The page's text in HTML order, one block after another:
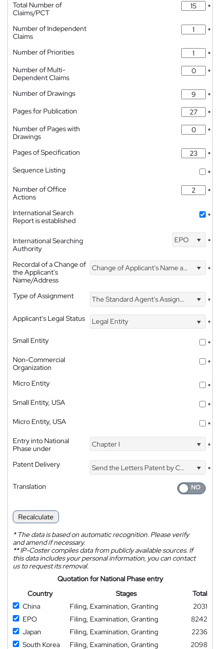
Total Number of
Claims/PCT
*
Number of Independent
Claims
*
Number of Priorities
*
Number of Multi-
Dependent Claims
*
Number of Drawings
*
Pages for Publication
*
Number of Pages with
Drawings
*
Pages of Specification
*
Sequence Listing
*
Number of Office
Actions
*
International Search
Report is established
*
International Searching
Authority
EPO *
Recordal of a Change of
the Applicant's
Name/Address
Change of Applicant's Name and Address *
Type of Assignment The Standard Agent's Assignment
*
Applicant's Legal Status
Legal Entity
*
Small Entity
*
Non-Commercial
Organization
*
Micro Entity
*
Small Entity, USA
*
Micro Entity, USA
*
Entry into National
Phase under
Chapter I *
Patent Delivery Send the Letters Patent by Courier
*
Translation
Recalculate
*The data is based on automatic recognition. Please verify
and amend if necessary.
**IP-Coster compiles data from publicly available sources. If
this data includes your personal information, you can contact
us to request its removal.
Quotation for National Phase entry
Country
Stages
Total
China
Filing, Examination, Granting
2031
EPO
Filing, Examination, Granting
8242
Japan
Filing, Examination, Granting
2236
South Korea
Filing, Examination, Granting 2098